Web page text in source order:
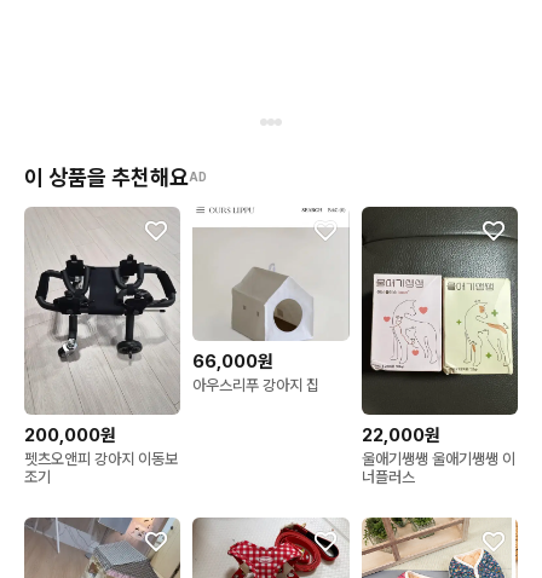
이 상품을 추천해요AD
200,000원
펫츠오앤피 강아지 이동보
조기
66,000원
아우스리푸 강아지 집
22,000원
울애기쌩쌩 울애기쌩쌩 이
너플러스